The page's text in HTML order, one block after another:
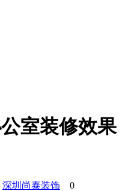
室装修效果
深圳尚泰装饰 0